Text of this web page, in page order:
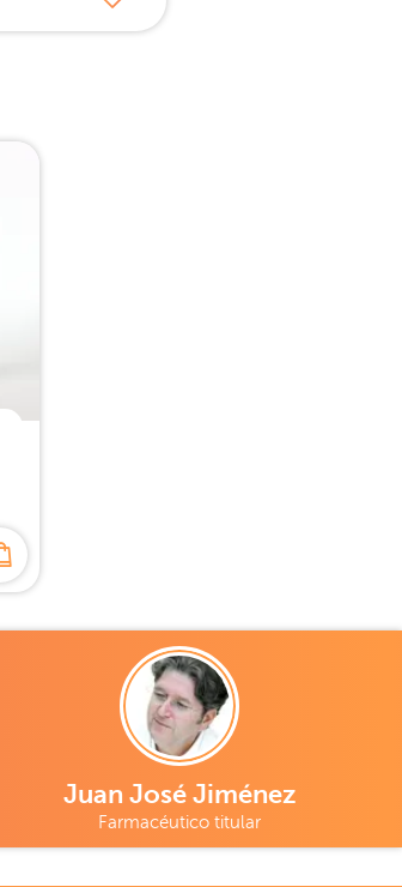
Juan José Jiménez
Farmacéutico titular